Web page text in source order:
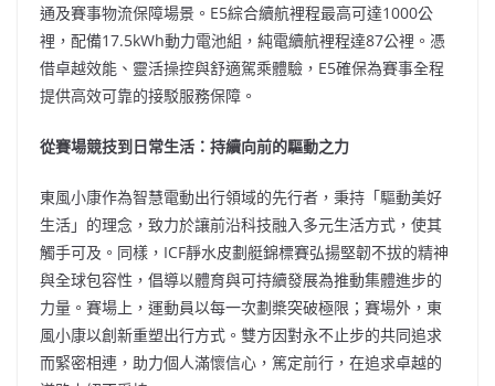
通及賽事物流保障場景。E5綜合續航裡程最高可達1000公
裡，配備17.5kWh動力電池組，純電續航裡程達87公裡。憑
借卓越效能、靈活操控與舒適駕乘體驗，E5確保為賽事全程
提供高效可靠的接駁服務保障。
從賽場競技到日常生活：持續向前的驅動之力
東風小康作為智慧電動出行領域的先行者，秉持「驅動美好
生活」的理念，致力於讓前沿科技融入多元生活方式，使其
觸手可及。同樣，ICF靜水皮劃艇錦標賽弘揚堅韌不拔的精神
與全球包容性，倡導以體育與可持續發展為推動集體進步的
力量。賽場上，運動員以每一次劃槳突破極限；賽場外，東
風小康以創新重塑出行方式。雙方因對永不止步的共同追求
而緊密相連，助力個人滿懷信心，篤定前行，在追求卓越的